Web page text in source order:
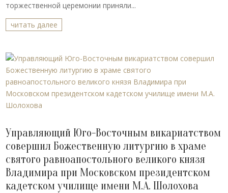
торжественной церемонии приняли...
читать далее
Управляющий Юго-Восточным викариатством
совершил Божественную литургию в храме
святого равноапостольного великого князя
Владимира при Московском президентском
кадетском училище имени М.А. Шолохова